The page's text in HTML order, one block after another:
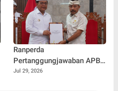
Ranperda
Pertanggungjawaban APBD
2025 Disepakati, Siap
Jul 29, 2026